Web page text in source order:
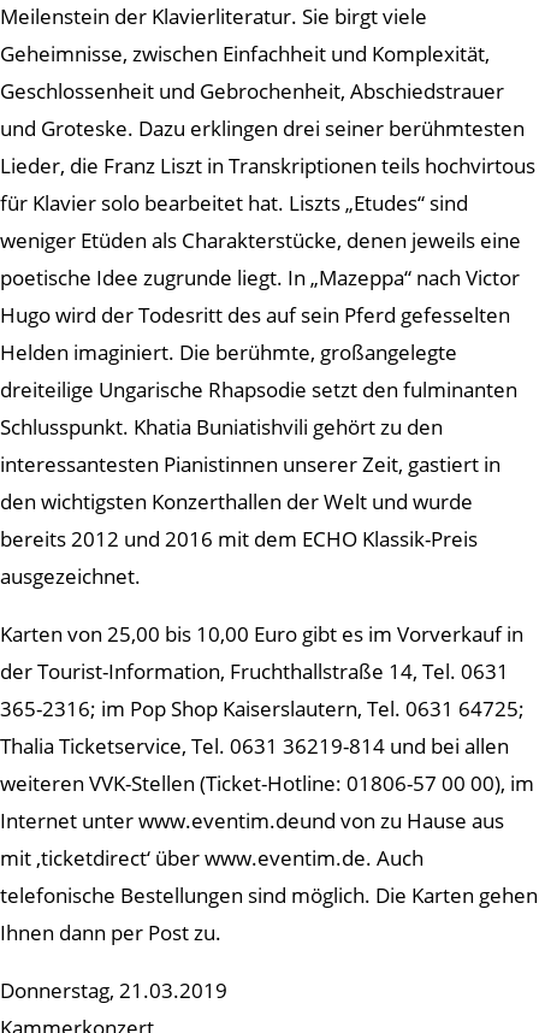
Meilenstein der Klavierliteratur. Sie birgt viele
Geheimnisse, zwischen Einfachheit und Komplexität,
Geschlossenheit und Gebrochenheit, Abschiedstrauer
und Groteske. Dazu erklingen drei seiner berühmtesten
Lieder, die Franz Liszt in Transkriptionen teils hochvirtous
für Klavier solo bearbeitet hat. Liszts „Etudes“ sind
weniger Etüden als Charakterstücke, denen jeweils eine
poetische Idee zugrunde liegt. In „Mazeppa“ nach Victor
Hugo wird der Todesritt des auf sein Pferd gefesselten
Helden imaginiert. Die berühmte, großangelegte
dreiteilige Ungarische Rhapsodie setzt den fulminanten
Schlusspunkt. Khatia Buniatishvili gehört zu den
interessantesten Pianistinnen unserer Zeit, gastiert in
den wichtigsten Konzerthallen der Welt und wurde
bereits 2012 und 2016 mit dem ECHO Klassik-Preis
ausgezeichnet.
Karten von 25,00 bis 10,00 Euro gibt es im Vorverkauf in
der Tourist-Information, Fruchthallstraße 14, Tel. 0631
365-2316; im Pop Shop Kaiserslautern, Tel. 0631 64725;
Thalia Ticketservice, Tel. 0631 36219-814 und bei allen
weiteren VVK-Stellen (Ticket-Hotline: 01806-57 00 00), im
Internet unter www.eventim.deund von zu Hause aus
mit ‚ticketdirect‘ über www.eventim.de. Auch
telefonische Bestellungen sind möglich. Die Karten gehen
Ihnen dann per Post zu.
Donnerstag, 21.03.2019
Kammerkonzert